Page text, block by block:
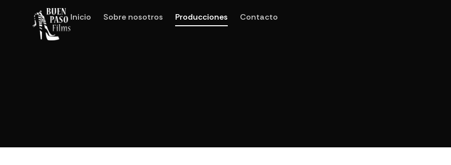
Inicio Sobre nosotros Producciones Contacto